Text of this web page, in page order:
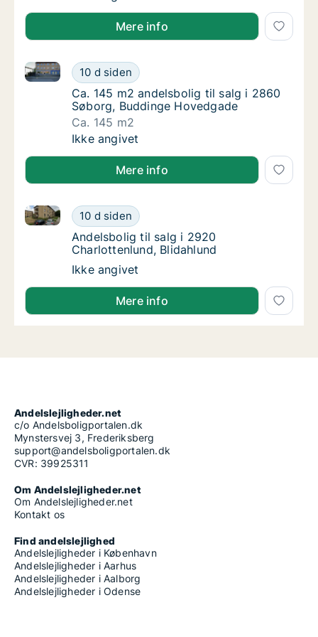
Mere info
Ca. 145 m2 andelsbolig til salg i 2860
10 d siden
Ca. 145 m2 andelsbolig til salg i 2860 Søborg,
Ca. 145 m2 andelsbolig til salg i 2860
Ca. 145 m2 andelsbolig til salg i 2860
Søborg, Buddinge Hovedgade
Ca. 145 m2
Ca. 145 m2 andelsbolig til salg i 2860
Ikke angivet
Mere info
Andelsbolig til salg i 2920 Charlottenlund,
10 d siden
Andelsbolig til salg i 2920 Charlottenlund, Blidahlund
Andelsbolig til salg i 2920 Charlottenlund,
Andelsbolig til salg i 2920
Charlottenlund, Blidahlund
Andelsbolig til salg i 2920 Charlottenlund,
Ikke angivet
Mere info
Andelslejligheder.net
c/o Andelsboligportalen.dk
Mynstersvej 3, Frederiksberg
support@andelsboligportalen.dk
CVR: 39925311
Om Andelslejligheder.net
Om Andelslejligheder.net
Kontakt os
Find andelslejlighed
Andelslejligheder i København
Andelslejligheder i Aarhus
Andelslejligheder i Aalborg
Andelslejligheder i Odense